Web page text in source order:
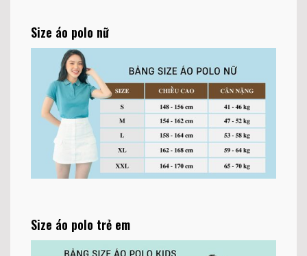
Size áo polo nữ
Size áo polo trẻ em